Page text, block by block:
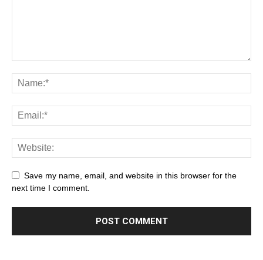
Save my name, email, and website in this browser for the
next time I comment.